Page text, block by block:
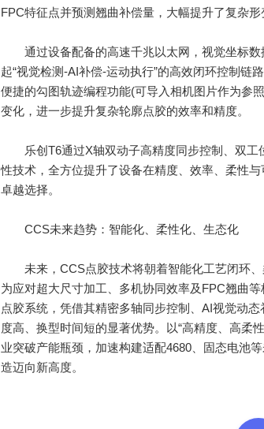
FPC特征点并预测翘曲补偿量，大幅提升了复杂形
通过设备配备的高速千兆以太网，视觉坐标数
起“视觉检测-AI补偿-运动执行”的高效闭环控制链
便捷的勾图轨迹编程功能(可导入相机图片作为参
变化，进一步提升复杂轮廓点胶的效率和精度。
乐创T6通过X轴双动子高精度同步控制、双工
性技术，全方位提升了设备在精度、效率、柔性
卓越选择。
CCS未来趋势：智能化、柔性化、生态化
未来，CCS点胶技术将朝着智能化工艺闭环、
为应对超大尺寸加工、多机协同效率及FPC翘曲
点胶系统，凭借其精密多轴同步控制、AI视觉动
度高、换型时间短的显著优势。以“高精度、高柔
业突破产能瓶颈，加速构建适配4680、固态电池
造迈向新高度。